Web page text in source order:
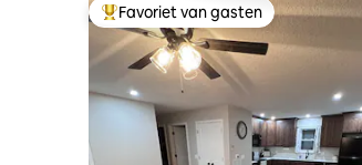
Topfavoriet van gasten
Favoriet van gasten